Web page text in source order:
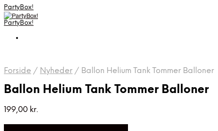
PartyBox!
PartyBox!
Forside / Nyheder / Ballon Helium Tank Tommer Balloner
Ballon Helium Tank Tommer Balloner
199,00 kr.